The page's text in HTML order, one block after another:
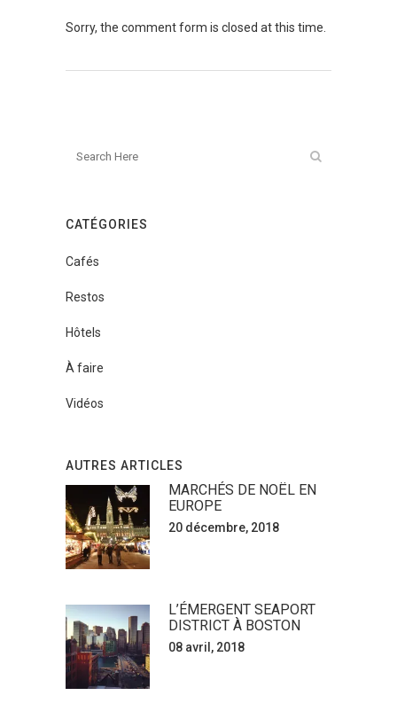
Sorry, the comment form is closed at this time.
CATÉGORIES
Cafés
Restos
Hôtels
À faire
Vidéos
AUTRES ARTICLES
MARCHÉS DE NOËL EN
EUROPE
20 décembre, 2018
L’ÉMERGENT SEAPORT
DISTRICT À BOSTON
08 avril, 2018